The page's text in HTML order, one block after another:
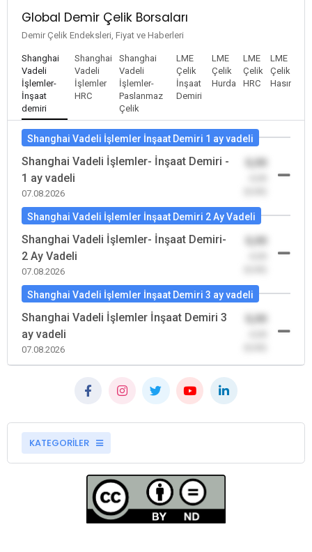
Global Demir Çelik Borsaları
Demir Çelik Endeksleri, Fiyat ve Haberleri
Shanghai
Vadeli
İşlemler-
İnşaat
demiri
Shanghai
Vadeli
İşlemler
HRC
Shanghai
Vadeli
İşlemler-
Paslanmaz
Çelik
LME
Çelik
İnşaat
Demiri
LME
Çelik
Hurda
LME
Çelik
HRC
LME
Çelik
Hasır
Shanghai Vadeli İşlemler İnşaat Demiri 1 ay vadeli
Shanghai Vadeli İşlemler- İnşaat Demiri -
1 ay vadeli
07.08.2026
Shanghai Vadeli İşlemler İnşaat Demiri 2 Ay Vadeli
Shanghai Vadeli İşlemler- İnşaat Demiri-
2 Ay Vadeli
07.08.2026
Shanghai Vadeli İşlemler İnşaat Demiri 3 ay vadeli
Shanghai Vadeli İşlemler İnşaat Demiri 3
ay vadeli
07.08.2026
KATEGORİLER